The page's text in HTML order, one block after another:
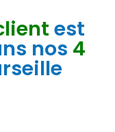
est
nos 4